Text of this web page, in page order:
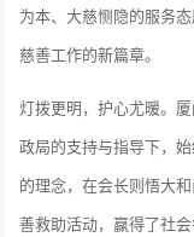
为本、大慈恻隐的服务
慈善工作的新篇章。
灯拨更明，护心尤暖。
政局的支持与指导下，
的理念，在会长则悟大
善救助活动，赢得了社